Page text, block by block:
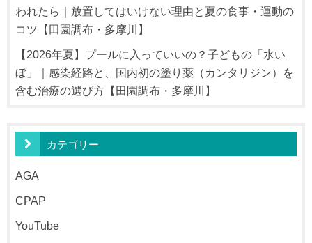
われたら｜放置してはいけない理由と夏の食事・運動の
コツ【田園調布・多摩川】
【2026年夏】プールに入っていいの？子どもの「水い
ぼ」｜感染経路と、国内初の塗り薬（カンタリジン）を
含む治療の選び方【田園調布・多摩川】
カテゴリー
AGA
CPAP
YouTube